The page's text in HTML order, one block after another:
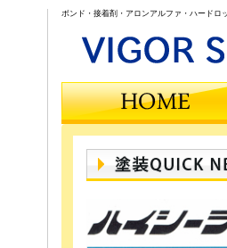
ボンド・接着剤・アロンアルファ・ハード